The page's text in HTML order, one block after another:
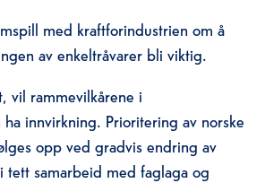
med kraftforindustrien om å
av enkeltråvarer bli viktig.
, vil rammevilkårene i
innvirkning. Prioritering av norske
opp ved gradvis endring av
samarbeid med faglaga og